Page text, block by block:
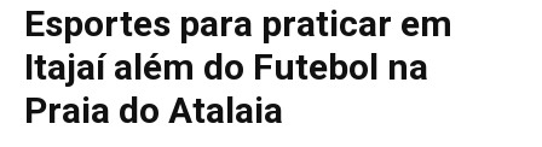
Esportes para praticar em
Itajaí além do Futebol na
Praia do Atalaia